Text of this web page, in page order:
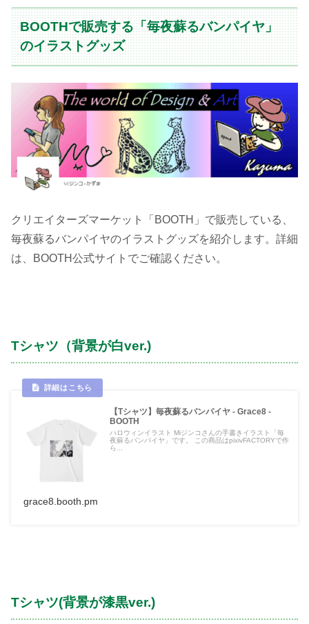
BOOTHで販売する「毎夜蘇るバンパイヤ」
のイラストグッズ
クリエイターズマーケット「BOOTH」で販売している、
毎夜蘇るバンパイヤのイラストグッズを紹介します。詳細
は、BOOTH公式サイトでご確認ください。
Tシャツ（背景が白ver.)
【Tシャツ】毎夜蘇るバンパイヤ - Grace8 -
BOOTH
ハロウィンイラスト Miジンコさんの手書きイラスト「毎
夜蘇るバンパイヤ」です。 この商品はpixivFACTORYで作
ら...
grace8.booth.pm
Tシャツ(背景が漆黒ver.)